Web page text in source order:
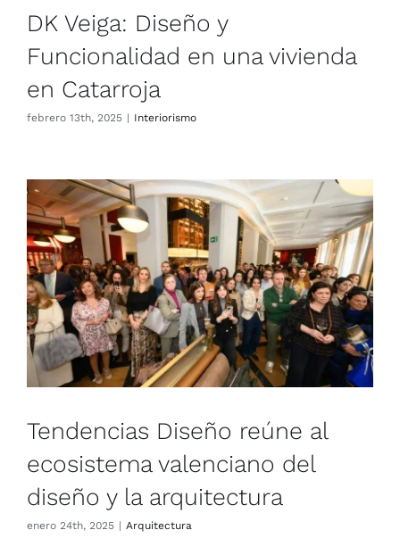
DK Veiga: Diseño y
Funcionalidad en una vivienda
en Catarroja
febre­ro 13th, 2025 | Inte­rio­ris­mo
Tendencias Diseño reúne al
ecosistema valenciano del
diseño y la arquitectura
enero 24th, 2025 | Arqui­tec­tu­ra